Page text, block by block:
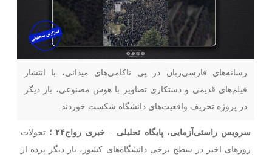
رسانه‌های فارسی‌زبان در پی ناکامی‌های میدانی، با انتشار
فیلم‌های قدیمی و دستکاری تصاویر با هوش مصنوعی، بار دیگر
در پروژه تحریف واقعیت‌های دانشگاه شکست خوردند.
سرویس راستی‌آزمایی، پایگاه تحلیلی –خبری رواج۲۴ ؛
تحولات
روزهای اخیر در سطح برخی دانشگاه‌های کشور، بار دیگر پرده از